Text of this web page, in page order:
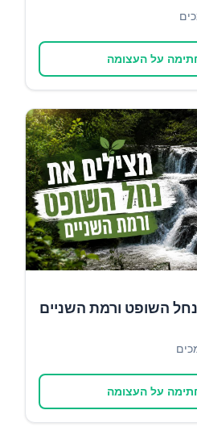
על העצומה
השופט ורמת השניים
על העצומה